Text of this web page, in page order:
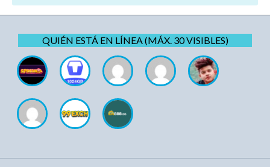
QUIÉN ESTÁ EN LÍNEA (MÁX. 30 VISIBLES)